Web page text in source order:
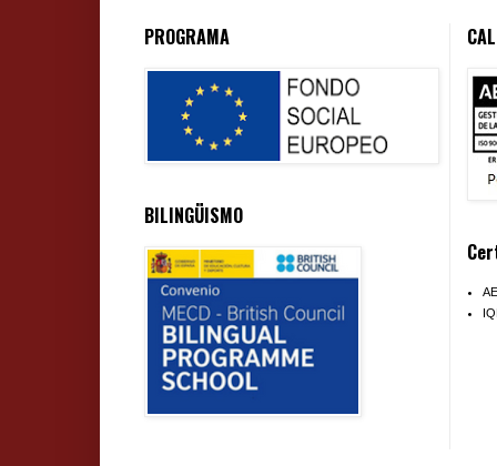
PROGRAMA
BILINGÜISMO